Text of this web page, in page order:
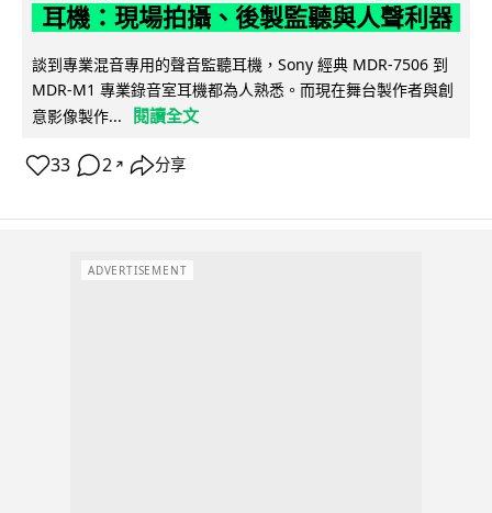
耳機：現場拍攝、後製監聽與人聲利器
談到專業混音專用的聲音監聽耳機，Sony 經典 MDR-7506 到
MDR-M1 專業錄音室耳機都為人熟悉。而現在舞台製作者與創
意影像製作...
閱讀全文
33 2 ↗ 分享
ADVERTISEMENT